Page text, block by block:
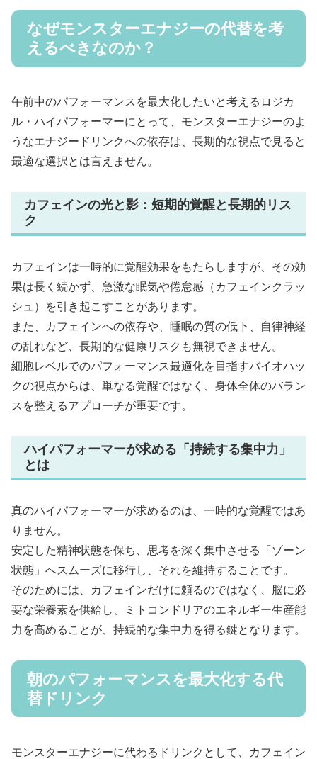
なぜモンスターエナジーの代替を考
えるべきなのか？
午前中のパフォーマンスを最大化したいと考えるロジカ
ル・ハイパフォーマーにとって、モンスターエナジーのよ
うなエナジードリンクへの依存は、長期的な視点で見ると
最適な選択とは言えません。
カフェインの光と影：短期的覚醒と長期的リス
ク
カフェインは一時的に覚醒効果をもたらしますが、その効
果は長く続かず、急激な眠気や倦怠感（カフェインクラッ
シュ）を引き起こすことがあります。
また、カフェインへの依存や、睡眠の質の低下、自律神経
の乱れなど、長期的な健康リスクも無視できません。
細胞レベルでのパフォーマンス最適化を目指すバイオハッ
クの視点からは、単なる覚醒ではなく、身体全体のバラン
スを整えるアプローチが重要です。
ハイパフォーマーが求める「持続する集中力」
とは
真のハイパフォーマーが求めるのは、一時的な覚醒ではあ
りません。
安定した精神状態を保ち、思考を深く集中させる「ゾーン
状態」へスムーズに移行し、それを維持することです。
そのためには、カフェインだけに頼るのではなく、脳に必
要な栄養素を供給し、ミトコンドリアのエネルギー生産能
力を高めることが、持続的な集中力を得る鍵となります。
朝のパフォーマンスを最大化する代
替ドリンク
モンスターエナジーに代わるドリンクとして、カフェイン